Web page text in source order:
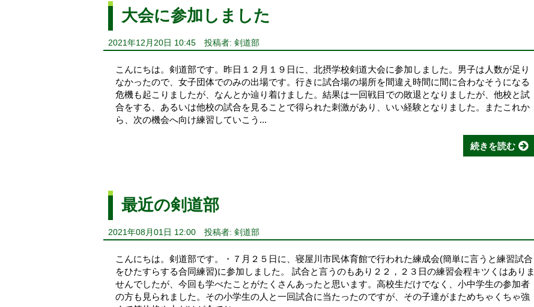
大会に参加しました
2021年12月20日 10:45 投稿者: 剣道部
こんにちは。剣道部です。昨日１２月１９日に、北摂学校剣道大会に参加しました。男子は人数が足り
なかったので、女子団体でのみの出場です。行きに試合場の場所を間違え時間に間に合わなそうになる
危機も起こりましたが、なんとか辿り着けました。結果は一回戦目での敗退となりましたが、他校と試
合をする、あるいは他校の試合を見ることで得られた刺激があり、いい経験となりました。またこれか
ら、次の機会へ向け練習していこう...
続きを読む
最近の剣道部
2021年08月01日 12:00 投稿者: 剣道部
こんにちは。剣道部です。・７月２５日に、寝屋川市民体育館で行われた練成会(簡単に言うと練習試合
をひたすらする合同練習)に参加しました。 試合と言うのもあり２２，２３日の練習会程キツくはありま
せんでしたが、今回も学べたことがたくさんあったと思います。高校生だけでなく、小中学生の参加者
の方も見られました。その小学生の人と一回試合に当たったのですが、その子達がまためちゃくちゃ強